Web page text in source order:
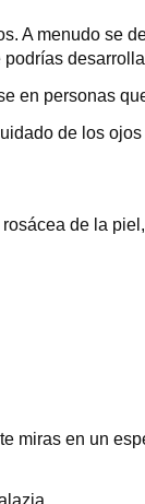
A menudo se
en personas
de los
de la
miras en un